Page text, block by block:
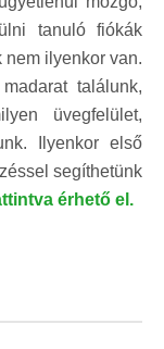
tanuló fiókák
nem ilyenkor van.
találunk,
üvegfelület,
Ilyenkor első
segíthetünk
érhető el.